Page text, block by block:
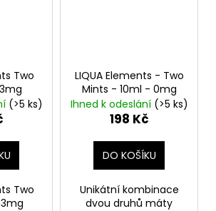
Two
(>5 ks)
Two
LIQUA Elements - Two
Mints - 10ml - 0mg
Ihned k odeslání (>5 ks)
198 Kč
DO KOŠÍKU
Unikátní kombinace
dvou druhů máty